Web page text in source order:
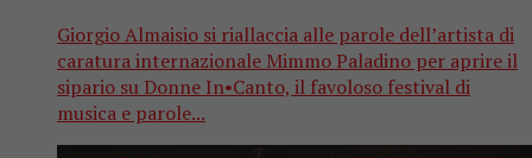
Giorgio Almaisio si riallaccia alle parole dell’artista di
caratura internazionale Mimmo Paladino per aprire il
sipario su Donne In•Canto, il favoloso festival di
musica e parole...